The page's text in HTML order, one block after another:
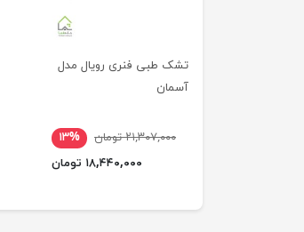
تشک طبی فنری رویال مدل
آسمان
۲۱,۳۰۷,۰۰۰ تومان
۱۳%
۱۸,۴۴۰,۰۰۰ تومان